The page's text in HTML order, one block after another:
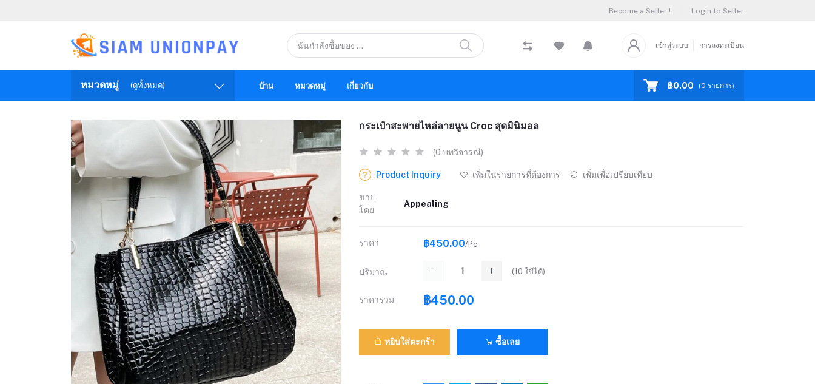
Become a Seller ! Login to Seller
เข้าสู่ระบบ การลงทะเบียน
หมวดหมู่ (ดูทั้งหมด) บ้าน หมวดหมู่ เกี่ยวกับ ฿0.00 (0 รายการ)
กระเป๋าสะพายไหล่ลายนูน Croc สุดมินิมอล
(0 บทวิจารณ์)
Product Inquiry เพิ่มในรายการที่ต้องการ เพิ่มเพื่อเปรียบเทียบ
ขาย
โดย
Appealing
ราคา ฿450.00/Pc
ปริมาณ (10 ใช้ได้)
ราคารวม ฿450.00
หยิบใส่ตะกร้า ซื้อเลย